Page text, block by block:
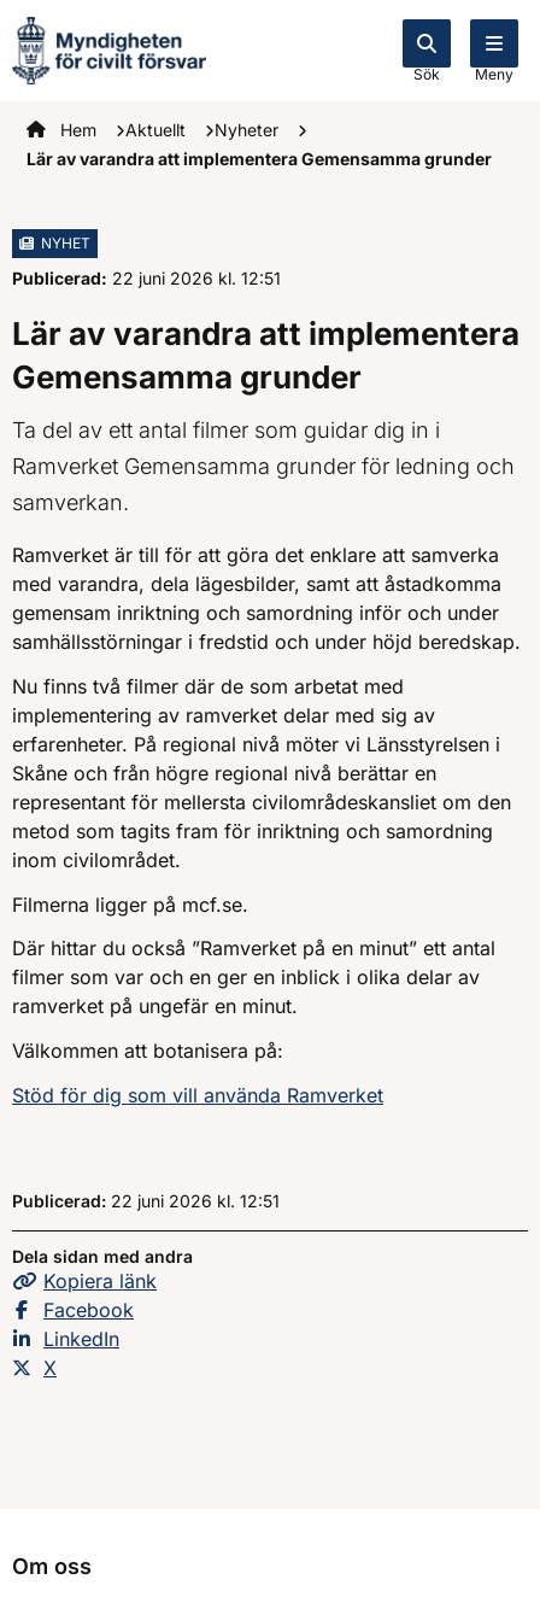
Sök Meny
Startsidan
Hem Aktuellt
Nyheter
Lär av varandra att implementera Gemensamma grunder
NYHET
Publicerad: 22 juni 2026 kl. , Klockan
12:51
Lär av varandra att implementera
Gemensamma grunder
Ta del av ett antal filmer som guidar dig in i
Ramverket Gemensamma grunder för ledning och
samverkan.
Ramverket är till för att göra det enklare att samverka
med varandra, dela lägesbilder, samt att åstadkomma
gemensam inriktning och samordning inför och under
samhällsstörningar i fredstid och under höjd beredskap.
Nu finns två filmer där de som arbetat med
implementering av ramverket delar med sig av
erfarenheter. På regional nivå möter vi Länsstyrelsen i
Skåne och från högre regional nivå berättar en
representant för mellersta civilområdeskansliet om den
metod som tagits fram för inriktning och samordning
inom civilområdet.
Filmerna ligger på mcf.se.
Där hittar du också ”Ramverket på en minut” ett antal
filmer som var och en ger en inblick i olika delar av
ramverket på ungefär en minut.
Välkommen att botanisera på:
Stöd för dig som vill använda Ramverket
Publicerad: 22 juni 2026 kl. , Klockan
12:51
Dela sidan med andra
Kopiera sidans
länk
Dela sidan på
Facebook
Dela sidan på
LinkedIn
Dela sidan på
X
Om oss